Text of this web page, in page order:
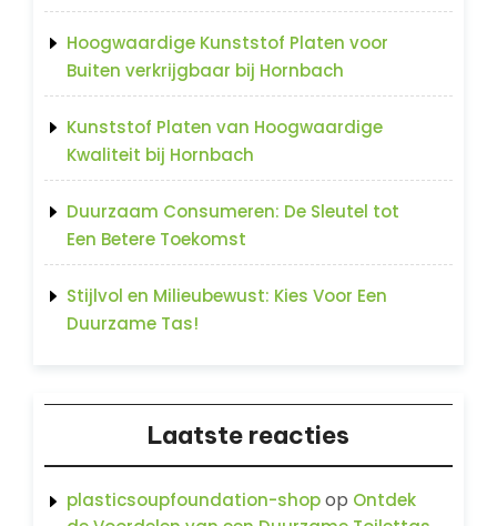
Hoogwaardige Kunststof Platen voor
Buiten verkrijgbaar bij Hornbach
Kunststof Platen van Hoogwaardige
Kwaliteit bij Hornbach
Duurzaam Consumeren: De Sleutel tot
Een Betere Toekomst
Stijlvol en Milieubewust: Kies Voor Een
Duurzame Tas!
Laatste reacties
plasticsoupfoundation-shopop Ontdek